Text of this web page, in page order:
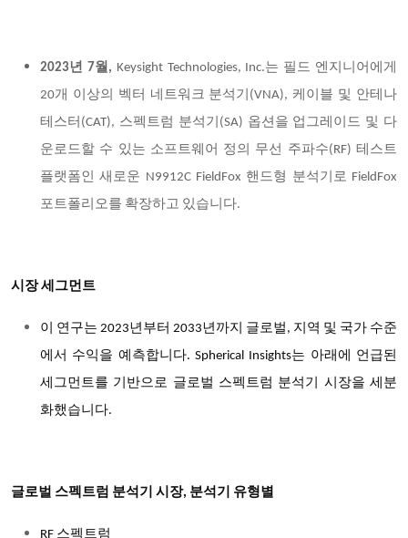
2023년 7월, Keysight Technologies, Inc.는 필드 엔지니어에게
20개 이상의 벡터 네트워크 분석기(VNA), 케이블 및 안테나
테스터(CAT), 스펙트럼 분석기(SA) 옵션을 업그레이드 및 다
운로드할 수 있는 소프트웨어 정의 무선 주파수(RF) 테스트
플랫폼인 새로운 N9912C FieldFox 핸드형 분석기로 FieldFox
포트폴리오를 확장하고 있습니다.
시장 세그먼트
이 연구는 2023년부터 2033년까지 글로벌, 지역 및 국가 수준
에서 수익을 예측합니다. Spherical Insights는 아래에 언급된
세그먼트를 기반으로 글로벌 스펙트럼 분석기 시장을 세분
화했습니다.
글로벌 스펙트럼 분석기 시장, 분석기 유형별
RF 스펙트럼